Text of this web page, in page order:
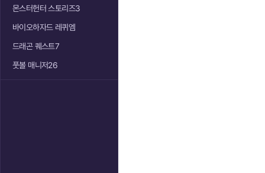
몬스터헌터 스토리즈3
바이오하자드 레퀴엠
드래곤 퀘스트7
풋볼 매니저26